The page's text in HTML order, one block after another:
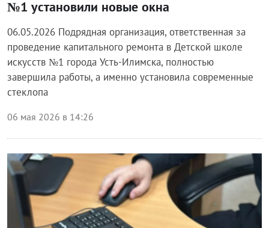
№1 установили новые окна
06.05.2026 Подрядная организация, ответственная за
проведение капитального ремонта в Детской школе
искусств №1 города Усть-Илимска, полностью
завершила работы, а именно установила современные
стеклопа
06 мая 2026 в 14:26
Блог правительства